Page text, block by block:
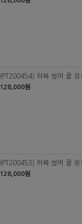
(PT200454) 하복 썸머 쿨
128,000원
(PT200453) 하복 썸머 쿨
128,000원